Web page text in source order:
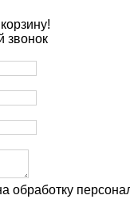
звонок
обработку